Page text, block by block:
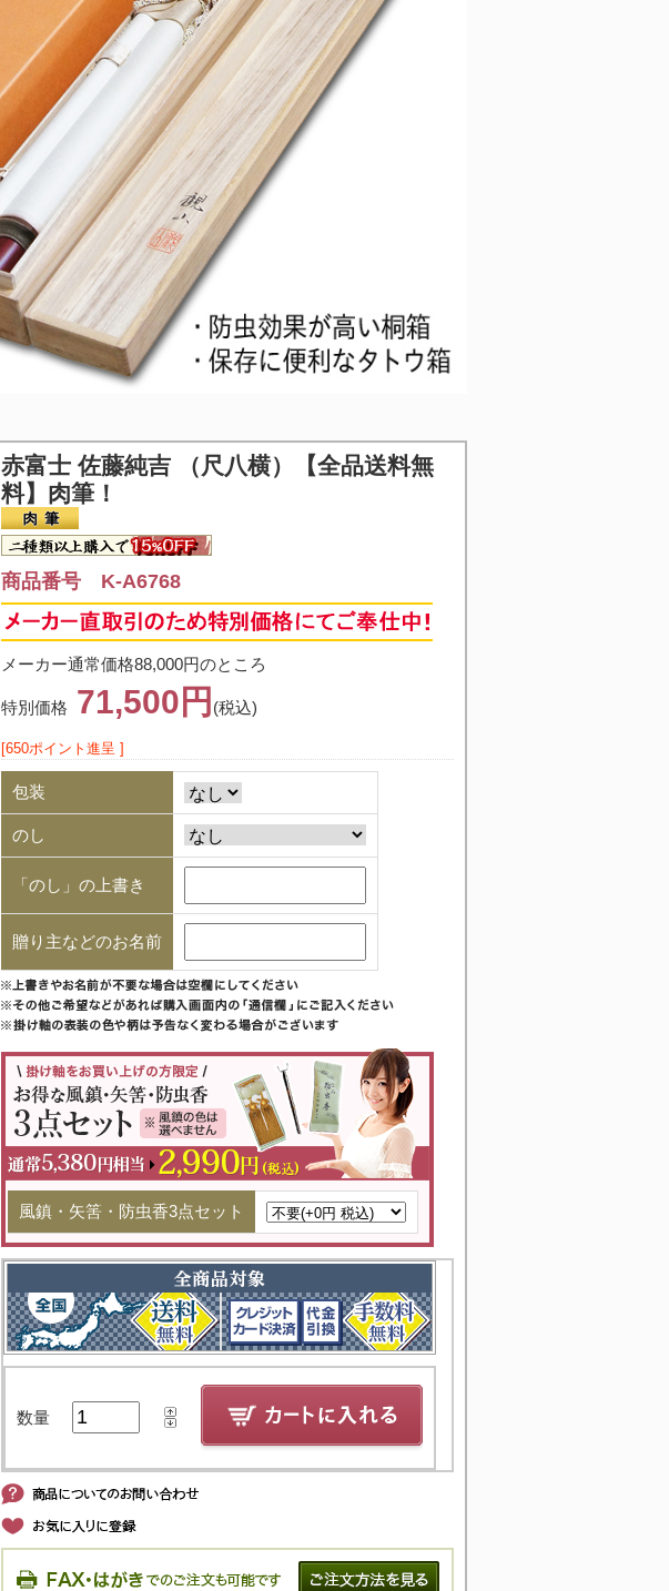
赤富士 佐藤純吉 （尺八横）【全品送料無
料】肉筆！
商品番号 K-A6768
メーカー通常価格88,000円のところ
特別価格 71,500円 (税込)
[650ポイント進呈 ]
包装
のし
「のし」の上書き
贈り主などのお名前
風鎮・矢筈・防虫香3点セット
数量